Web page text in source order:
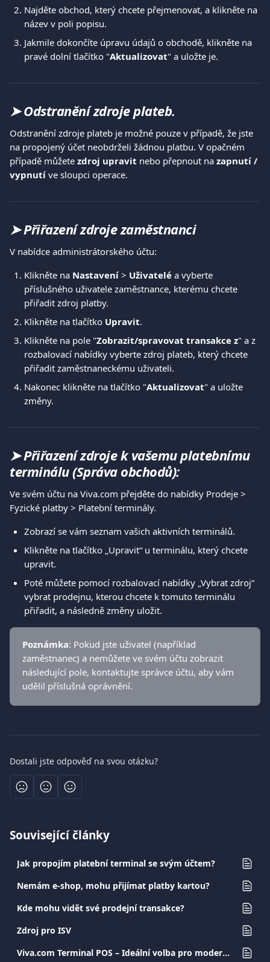
Najděte obchod, který chcete přejmenovat, a klikněte na
název v poli popisu.
Jakmile dokončíte úpravu údajů o obchodě, klikněte na
pravé dolní tlačítko "Aktualizovat" a uložte je.
➤ Odstranění zdroje plateb.
​Odstranění zdroje plateb je možné pouze v případě, že jste
na propojený účet neobdrželi žádnou platbu. V opačném
případě můžete zdroj upravit nebo přepnout na zapnutí /
vypnutí ve sloupci operace.
➤ Přiřazení zdroje zaměstnanci
V nabídce administrátorského účtu:
Klikněte na Nastavení > Uživatelé a vyberte
příslušného uživatele zaměstnance, kterému chcete
přiřadit zdroj platby.
Klikněte na tlačítko Upravit.
Klikněte na pole "Zobrazit/spravovat transakce z" a z
rozbalovací nabídky vyberte zdroj plateb, který chcete
přiřadit zaměstnaneckému uživateli.
Nakonec klikněte na tlačítko "Aktualizovat" a uložte
změny.
➤ Přiřazení zdroje k vašemu platebnímu
terminálu (Správa obchodů):
Ve svém účtu na Viva.com přejděte do nabídky Prodeje >
Fyzické platby > Platební terminály.
Zobrazí se vám seznam vašich aktivních terminálů.
Klikněte na tlačítko „Upravit“ u terminálu, který chcete
upravit.
Poté můžete pomocí rozbalovací nabídky „Vybrat zdroj“
vybrat prodejnu, kterou chcete k tomuto terminálu
přiřadit, a následně změny uložit.
Poznámka: Pokud jste uživatel (například
zaměstnanec) a nemůžete ve svém účtu zobrazit
následující pole, kontaktujte správce účtu, aby vám
udělil příslušná oprávnění.
Dostali jste odpověď na svou otázku?
Související články
Jak propojím platební terminal se svým účtem?
Nemám e-shop, mohu přijímat platby kartou?
Kde mohu vidět své prodejní transakce?
Zdroj pro ISV
Viva.com Terminal POS – Ideální volba pro moderní a bezpečné transakce